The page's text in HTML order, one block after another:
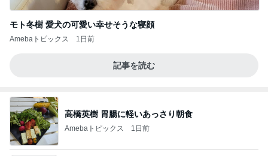
モト冬樹 愛犬の可愛い幸せそうな寝顔
Amebaトピックス 1日前
記事を読む
高橋英樹 胃腸に軽いあっさり朝食
Amebaトピックス 1日前